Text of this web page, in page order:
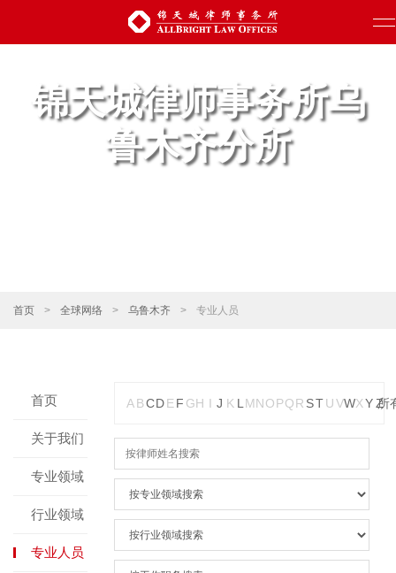
锦天城律师事务所乌
鲁木齐分所
首页 > 全球网络 > 乌鲁木齐 > 专业人员
首页
关于我们
专业领域
行业领域
专业人员
ABCDE F GH I J K L MNOPQR STUVWX YZ
所